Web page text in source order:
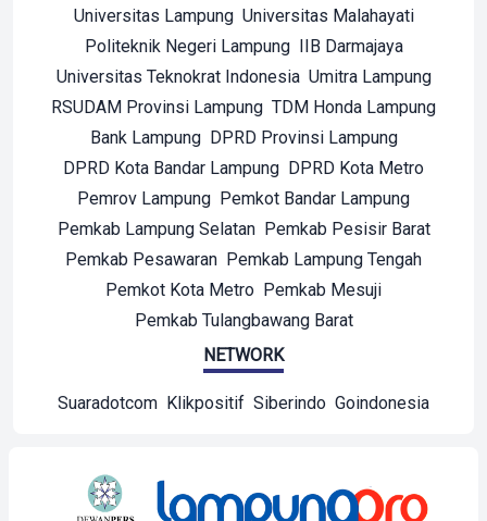
Universitas Lampung Universitas Malahayati
Politeknik Negeri Lampung IIB Darmajaya
Universitas Teknokrat Indonesia Umitra Lampung
RSUDAM Provinsi Lampung TDM Honda Lampung
Bank Lampung DPRD Provinsi Lampung
DPRD Kota Bandar Lampung DPRD Kota Metro
Pemrov Lampung Pemkot Bandar Lampung
Pemkab Lampung Selatan Pemkab Pesisir Barat
Pemkab Pesawaran Pemkab Lampung Tengah
Pemkot Kota Metro Pemkab Mesuji
Pemkab Tulangbawang Barat
NETWORK
Suaradotcom Klikpositif Siberindo Goindonesia